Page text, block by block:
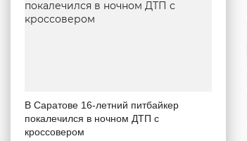
В Саратове 16-летний питбайкер
покалечился в ночном ДТП с
кроссовером